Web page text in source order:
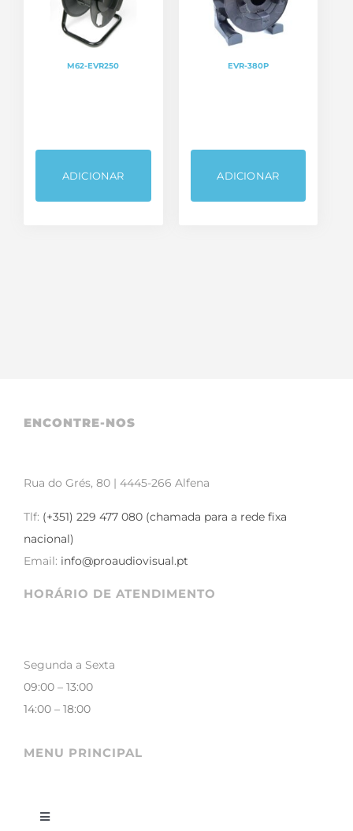
M62-EVR250
ADICIONAR
EVR-380P
ADICIONAR
ENCONTRE-NOS
Rua do Grés, 80 | 4445-266 Alfena
Tlf: (+351) 229 477 080 (chamada para a rede fixa
nacional)
Email: info@proaudiovisual.pt
HORÁRIO DE ATENDIMENTO
Segunda a Sexta
09:00 – 13:00
14:00 – 18:00
MENU PRINCIPAL
Toggle